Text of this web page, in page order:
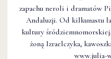
zapachu neroli i dramatów
Andaluzji. Od kilkunastu
kultury
żoną Izraelczyka,
www.julia-